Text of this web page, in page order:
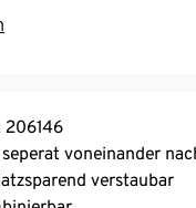
206146
voneinander
verstaubar